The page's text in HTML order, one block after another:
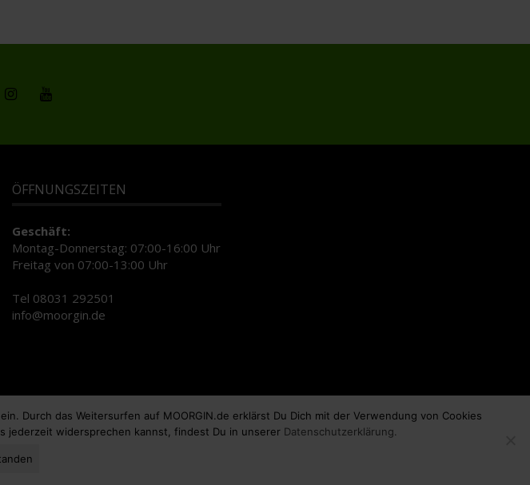
ÖFFNUNGSZEITEN
Geschäft:
Montag-Donnerstag: 07:00-16:00 Uhr
Freitag von 07:00-13:00 Uhr
Tel 08031 292501
info@moorgin.de
Durch das Weitersurfen auf MOORGIN.de erklärst Du Dich mit der Verwendung von Cookies
jederzeit widersprechen kannst, findest Du in unserer Datenschutzerklärung.